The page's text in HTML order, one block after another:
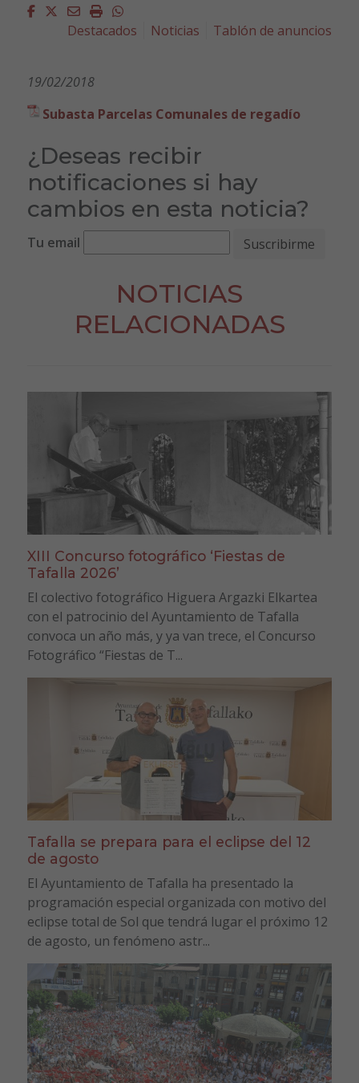
Facebook
Twitter
EmailImprimirWhatsapp
Destacados
Noticias Tablón de anuncios
19/02/2018
Subasta Parcelas Comunales de regadío
¿Deseas recibir
notificaciones si hay
cambios en esta noticia?
Tu email
NOTICIAS
RELACIONADAS
XIII Concurso fotográfico ‘Fiestas de
Tafalla 2026’
El colectivo fotográfico Higuera Argazki Elkartea
con el patrocinio del Ayuntamiento de Tafalla
convoca un año más, y ya van trece, el Concurso
Fotográfico “Fiestas de T...
Tafalla se prepara para el eclipse del 12
de agosto
El Ayuntamiento de Tafalla ha presentado la
programación especial organizada con motivo del
eclipse total de Sol que tendrá lugar el próximo 12
de agosto, un fenómeno astr...